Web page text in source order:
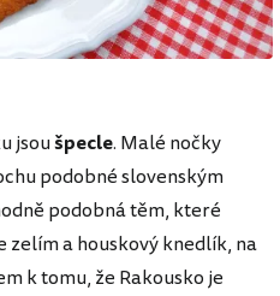
jsoušpecle. Malé nočky
podobné slovenským
podobná těm, které
zelím a houskový knedlík, na
k tomu, že Rakousko je